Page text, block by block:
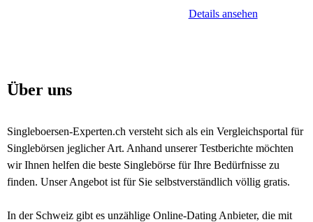
Details ansehen
Über uns
Singleboersen-Experten.ch versteht sich als ein Vergleichsportal für
Singlebörsen jeglicher Art. Anhand unserer Testberichte möchten
wir Ihnen helfen die beste Singlebörse für Ihre Bedürfnisse zu
finden. Unser Angebot ist für Sie selbstverständlich völlig gratis.
In der Schweiz gibt es unzählige Online-Dating Anbieter, die mit